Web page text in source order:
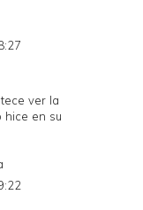
ver la
hice en su